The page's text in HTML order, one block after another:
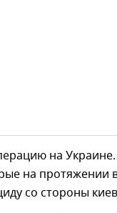
на
на протяжении
со стороны